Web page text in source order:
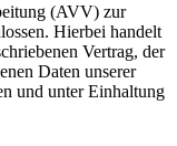
(AVV) zur
Hierbei handelt
Vertrag, der
Daten unserer
und unter Einhaltung